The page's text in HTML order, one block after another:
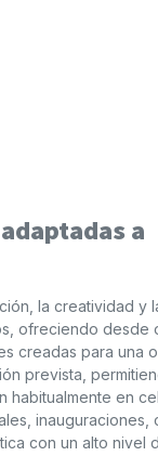
a
la creatividad y
ofreciendo desde
creadas para una
prevista,
habitualmente en
inauguraciones,
con un alto nivel